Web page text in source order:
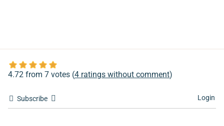
4.72 from 7 votes (4 ratings without comment)
Subscribe Login